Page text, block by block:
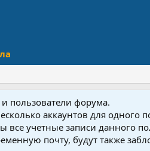
пользователи форума.
аккаунтов для
все учетные записи данного
почту, будут также